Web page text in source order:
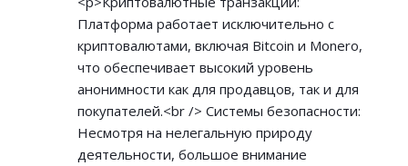
Платформа работает исключительно с
криптовалютами, включая Bitcoin и Monero,
что обеспечивает высокий уровень
анонимности как для продавцов, так и для
покупателей.<br /> Системы безопасности:
Несмотря на нелегальную природу
деятельности, большое внимание